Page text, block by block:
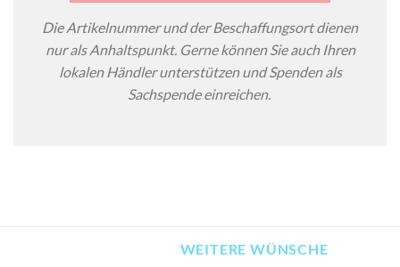
Die Artikelnummer und der Beschaffungsort dienen
nur als Anhaltspunkt. Gerne können Sie auch Ihren
lokalen Händler unterstützen und Spenden als
Sachspende einreichen.
WEITERE WÜNSCHE